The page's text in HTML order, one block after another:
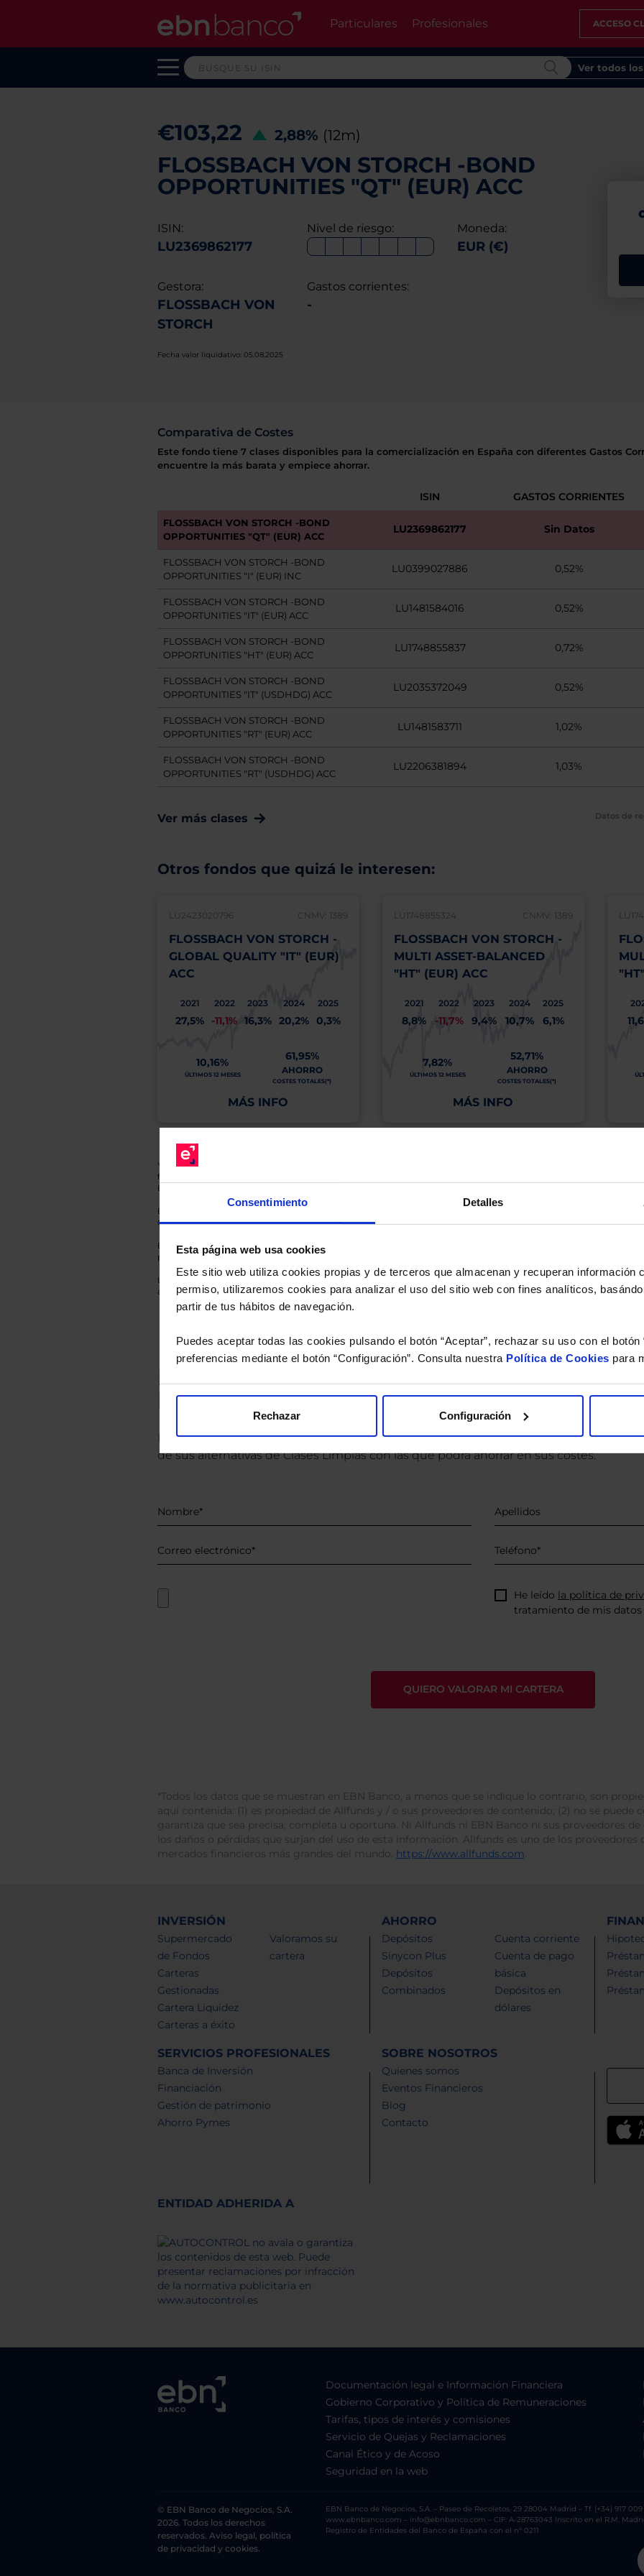
Consentimiento Detalles
Esta página web usa cookies
Este sitio web utiliza cookies propias y de terceros que almacenan y recuperan información
permiso, utilizaremos cookies para analizar el uso del sitio web con fines analíticos,
partir de tus hábitos de navegación.
Puedes aceptar todas las cookies pulsando el botón “Aceptar”, rechazar su uso con el botón
preferencias mediante el botón “Configuración”. Consulta nuestra Política de Cookies para
Rechazar Configuración
Particulares Profesionales ACCESO
Ver todos
€103,22 2,88% (12m)
FLOSSBACH VON STORCH -BOND
OPPORTUNITIES "QT" (EUR) ACC
ISIN:
LU2369862177
Nivel de riesgo: Moneda:
EUR (€)
Gestora:
FLOSSBACH VON
STORCH
Gastos corrientes:
-
Fecha valor liquidativo: 05.08.2025
Comparativa de Costes
Este fondo tiene 7 clases disponibles para la comercialización en España con diferentes Gastos
encuentre la más barata y empiece ahorrar.
ISIN GASTOS CORRIENTES
FLOSSBACH VON STORCH -BOND
OPPORTUNITIES "QT" (EUR) ACC
LU2369862177 Sin Datos
FLOSSBACH VON STORCH -BOND
OPPORTUNITIES "I" (EUR) INC
LU0399027886 0,52%
FLOSSBACH VON STORCH -BOND
OPPORTUNITIES "IT" (EUR) ACC
LU1481584016 0,52%
FLOSSBACH VON STORCH -BOND
OPPORTUNITIES "HT" (EUR) ACC
LU1748855837 0,72%
FLOSSBACH VON STORCH -BOND
OPPORTUNITIES "IT" (USDHDG) ACC
LU2035372049 0,52%
FLOSSBACH VON STORCH -BOND
OPPORTUNITIES "RT" (EUR) ACC
LU1481583711 1,02%
FLOSSBACH VON STORCH -BOND
OPPORTUNITIES "RT" (USDHDG) ACC
LU2206381894 1,03%
Ver más clases Datos de
Otros fondos que quizá le interesen:
LU2423020796 CNMV: 1389
FLOSSBACH VON STORCH -
GLOBAL QUALITY "IT" (EUR)
ACC
2021
27,5%
2022
-11,1%
2023
16,3%
2024
20,2%
2025
0,3%
10,16%
ÚLTIMOS 12 MESES
61,95%
AHORRO
COSTES TOTALES(*)
MÁS INFO
LU1748855324 CNMV: 1389
FLOSSBACH VON STORCH -
MULTI ASSET-BALANCED
"HT" (EUR) ACC
2021
8,8%
2022
-11,7%
2023
9,4%
2024
10,7%
2025
6,1%
7,82%
ÚLTIMOS 12 MESES
52,71%
AHORRO
COSTES TOTALES(*)
MÁS INFO
Y recuerde que toda inversión conlleva riesgos, incluida la ausencia de rentabilidad y/o la pérdida del principal invertido. El
fluctuaciones del mercado, sin que rentabilidades pasadas garanticen resultados en el futuro ni sean indicativas de
El Grupo EBN no puede garantizar que cualquier capital invertido mantendrá o aumentará su valor.
En cada una de las fichas de nuestros Fondos de Inversión tiene a su disposición información completa y relativa a dicho
Gestora y la entidad depositaria del mismo y sobre el Folleto (clicando en «ver informe») y el DFI (clicando en «ver ficha»).
Esto es una comunicación publicitaria. EBN no está recomendando la compra de estos Fondos en concreto. Consulte el
para el inversor antes de tomar una decisión final de inversión. El Cliente es responsable de las decisiones de inversión que
Los datos de rentabilidad mostrados hacen referencia a los Valores Liquidativos del Fondo al cierre de la última sesión, y se
anterior a Valor Liquidativo actual con reinversión de dividendos si el fondo es de reparto. Todas las rentabilidades mostradas
Recomendado.
Le hacemos un estudio gratuito de su
Descárguese el archivoe indíquenos los ISINs de sus Fondos y nuestros expertos le
de sus alternativas de Clases Limpias con las que podrá ahorrar en sus costes.
He leído la política de
tratamiento de mis datos
*Todos los datos que se muestran en EBN Banco, a menos que se indique lo contrario, son
aquí contenida: (1) es propiedad de Allfunds y / o sus proveedores de contenido; (2) no se puede
garantiza que sea precisa, completa u oportuna. Ni Allfunds ni EBN Banco ni sus proveedores
los daños o pérdidas que surjan del uso de esta información. Allfunds es uno de los proveedores
mercados financieros más grandes del mundo. https://www.allfunds.com.
INVERSIÓN
Supermercado
de Fondos
Carteras
Gestionadas
Cartera Liquidez
Carteras a éxito
Valoramos su
cartera
AHORRO
Depósitos
Sinycon Plus
Depósitos
Combinados
Cuenta corriente
Cuenta de pago
básica
Depósitos en
dólares
SERVICIOS PROFESIONALES
Banca de Inversión
Financiación
Gestión de patrimonio
Ahorro Pymes
SOBRE NOSOTROS
Quienes somos
Eventos Financieros
Blog
Contacto
ENTIDAD ADHERIDA A
Documentación legal e Información Financiera
Gobierno Corporativo y Política de Remuneraciones
Tarifas, tipos de interés y comisiones
Servicio de Quejas y Reclamaciones
Canal Ético y de Acoso
Seguridad en la web
© EBN Banco de Negocios, S.A.
2026. Todos los derechos
reservados. Aviso legal, política
de privacidad y cookies.
EBN Banco de Negocios, S.A. – Paseo de Recoletos, 29 28004 Madrid – Tf. (+34) 917
www.ebnbanco.com – info@ebnbanco.com – CIF: A-28763043 Inscrito en el R.M.
Registro de Entidades del Banco de España con el nº 0211